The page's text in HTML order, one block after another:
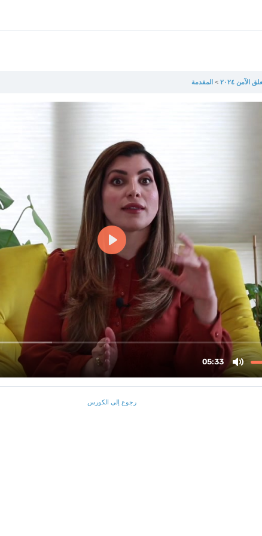
٢٠٢٤ المقدمة
رجوع إلى الكورس